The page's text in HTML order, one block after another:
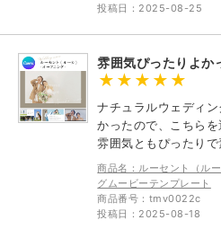
投稿日：2025-08-25
雰囲気ぴったりよか
ナチュラルウェディ
かったので、こちら
雰囲気ともぴったりで
商品名：ルーセント（ル
グムービーテンプレート
商品番号：tmv0022c
投稿日：2025-08-18